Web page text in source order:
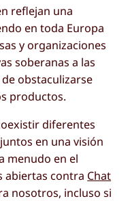
reflejan una
en toda Europa
y organizaciones
soberanas a las
obstaculizarse
productos.
diferentes
en una visión
menudo en el
abiertas contra Chat
nosotros, incluso si